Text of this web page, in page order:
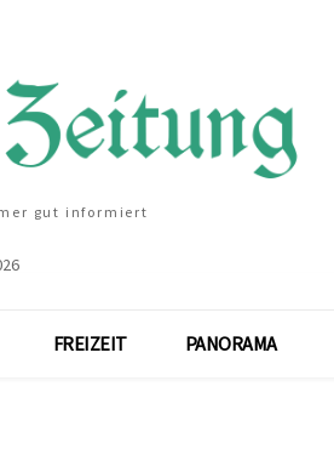
gut informiert
FREIZEIT PANORAMA